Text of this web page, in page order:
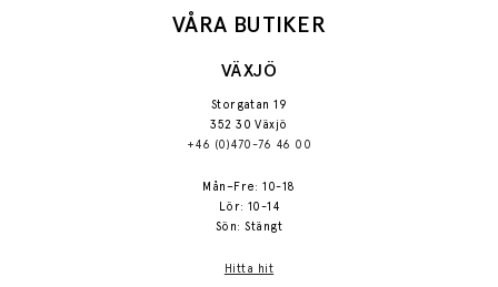
VÅRA BUTIKER
VÄXJÖ
Storgatan 19
352 30 Växjö
+46 (0)470-76 46 00
Mån–Fre: 10-18
Lör: 10-14
Sön: Stängt
Hitta hit